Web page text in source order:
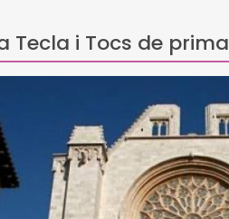
Tecla i Tocs de prima